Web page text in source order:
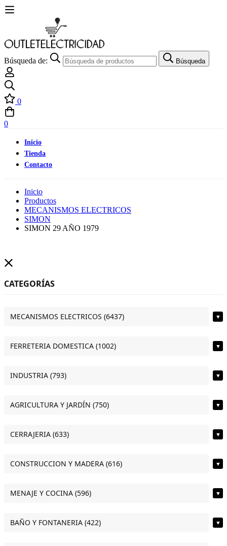
Búsqueda de: Búsqueda
0
0
Inicio
Tienda
Contacto
Inicio
Productos
MECANISMOS ELECTRICOS
SIMON
SIMON 29 AÑO 1979
CATEGORÍAS
MECANISMOS ELECTRICOS (6437) ▼
FERRETERIA DOMESTICA (1002) ▼
INDUSTRIA (793) ▼
AGRICULTURA Y JARDÍN (750) ▼
CERRAJERIA (633) ▼
CONSTRUCCION Y MADERA (616) ▼
MENAJE Y COCINA (596) ▼
BAÑO Y FONTANERIA (422) ▼